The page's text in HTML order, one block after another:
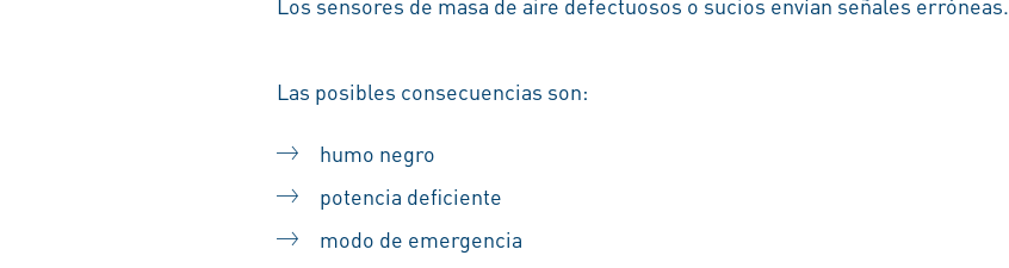
Las posibles consecuencias son:
humo negro
potencia deficiente
modo de emergencia